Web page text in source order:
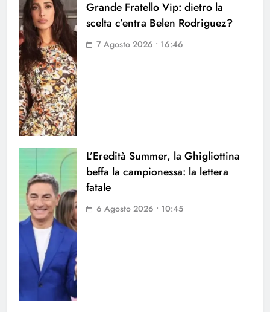
Grande Fratello Vip: dietro la
scelta c’entra Belen Rodriguez?
7 Agosto 2026 • 16:46
L’Eredità Summer, la Ghigliottina
beffa la campionessa: la lettera
fatale
6 Agosto 2026 • 10:45